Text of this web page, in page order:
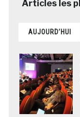
AUJOURD’HUI